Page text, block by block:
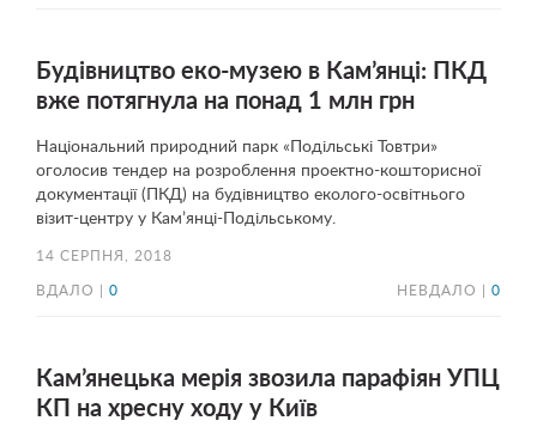
Будівництво еко-музею в Кам’янці: ПКД
вже потягнула на понад 1 млн грн
Національний природний парк «Подільські Товтри»
оголосив тендер на розроблення проектно-кошторисної
документації (ПКД) на будівництво еколого-освітнього
візит-центру у Кам’янці-Подільському.
14 СЕРПНЯ, 2018
ВДАЛО | 0 НЕВДАЛО | 0
Кам’янецька мерія звозила парафіян УПЦ
КП на хресну ходу у Київ